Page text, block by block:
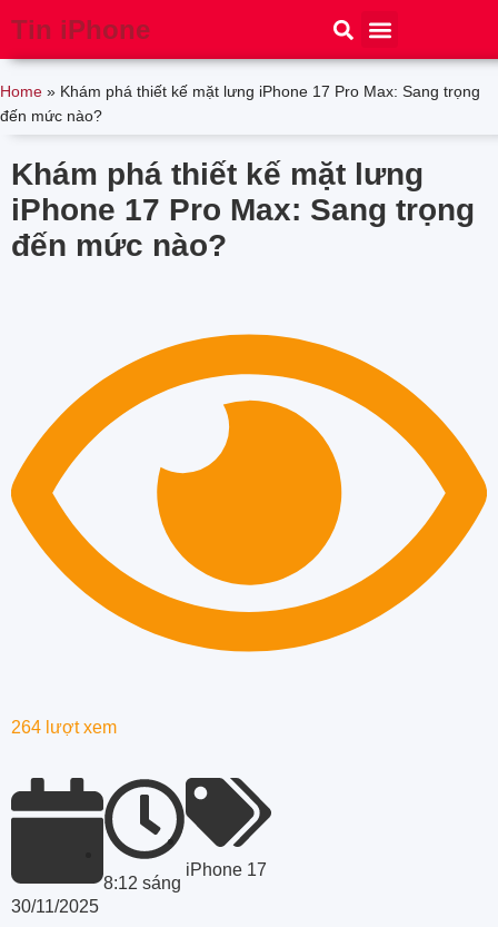
Tin iPhone
Home » Khám phá thiết kế mặt lưng iPhone 17 Pro Max: Sang trọng
đến mức nào?
Khám phá thiết kế mặt lưng
iPhone 17 Pro Max: Sang trọng
đến mức nào?
264 lượt xem
30/11/2025
8:12 sáng
iPhone 17